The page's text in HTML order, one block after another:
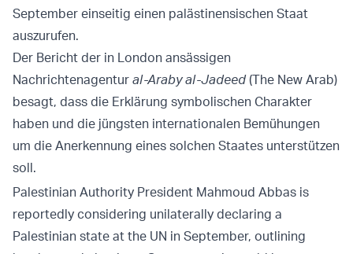
September einseitig einen palästinensischen Staat
auszurufen.
Der Bericht der in London ansässigen
Nachrichtenagentur al-Araby al-Jadeed(The New Arab)
besagt, dass die Erklärung symbolischen Charakter
haben und die jüngsten internationalen Bemühungen
um die Anerkennung eines solchen Staates unterstützen
soll.
Palestinian Authority President Mahmoud Abbas is
reportedly considering unilaterally declaring a
Palestinian state at the UN in September, outlining